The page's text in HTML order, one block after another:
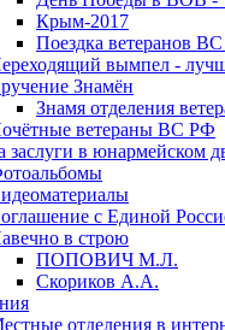
Крым-2017
Поездка ветеранов
вымпел -
Знамён
Знамя отделения
ветераны ВС РФ
заслуги в юнармейском
с Единой
в строю
ПОПОВИЧ М.Л.
Скориков А.А.
отделения в